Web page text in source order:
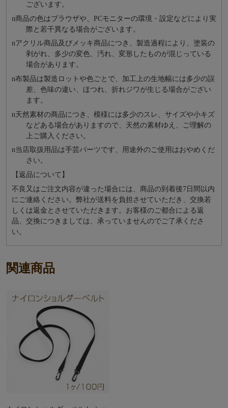
ございます。
n商品の⾊はブラウザや、PCモニターの環境・設定などにより実
際と若⼲異なる場合がございます。
nアクリル商品及びメッキ商品につき、製造過程により、塗装の
剥がれ、多少の変色、汚れ、変形したものが混じっている
場合があります。
n布製品は製造ロットや色ごとで、加工上の生地幅には多少の誤
差、色味の違い、ほつれ、折れジワが生じる場合がござい
ます。
n天然素材の商品につき、模様には多少のスレ、サイズや小キズ
などある場合がありますので、天然の素材ゆえ、ご理解の
上ご購入ください。
n当店取扱用品は⼿芸パーツです、⽤途外のご使⽤はおやめくだ
さい。
【返品について】
不良又はご注文内容が違った場合には、商品の到着後7日間以内
にご連絡ください。弊社が送料を負担させていただき、交換若
しくは返金とさせていただきます。お客様のご都合による返
品、交換につきましては、承っていませんのでご了承くださ
い。
関連商品